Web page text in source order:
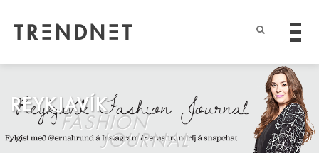
REYKJAVÍK
FASHION
JOURNAL